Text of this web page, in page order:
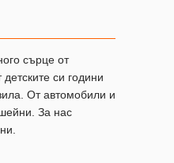
сърце от
си години
От автомобили и
За нас